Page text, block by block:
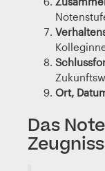
Ort,
Das